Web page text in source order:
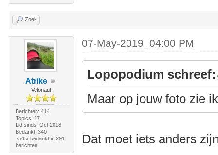
Zoek
Atrike
Velonaut
Berichten: 414
Topics: 17
Lid sinds: Oct 2018
Bedankt: 340
754 x bedankt in 291
berichten
07-May-2019, 04:00 PM
Lopopodium schreef:
Maar op jouw foto zie
Dat moet iets anders